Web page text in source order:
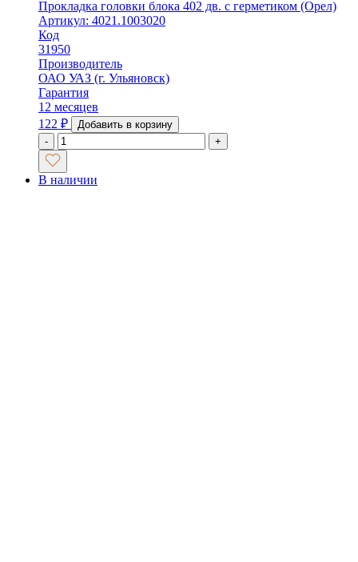
Прокладка головки блока 402 дв. с герметиком (Орел)
Артикул: 4021.1003020
Код
31950
Производитель
ОАО УАЗ (г. Ульяновск)
Гарантия
12 месяцев
122 ₽
Добавить в корзину
-
+
В наличии